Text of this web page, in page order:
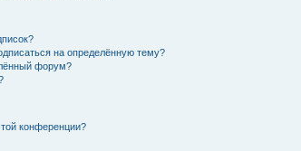
на определённую тему?
форум?
конференции?